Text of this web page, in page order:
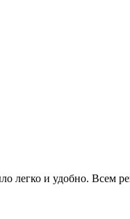
легко и удобно. Всем